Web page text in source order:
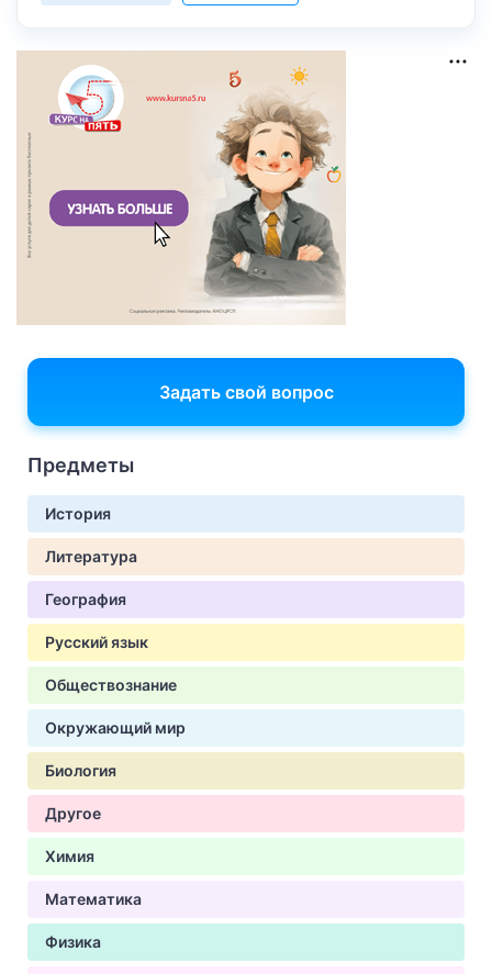
Задать свой вопрос
Предметы
История
Литература
География
Русский язык
Обществознание
Окружающий мир
Биология
Другое
Химия
Математика
Физика